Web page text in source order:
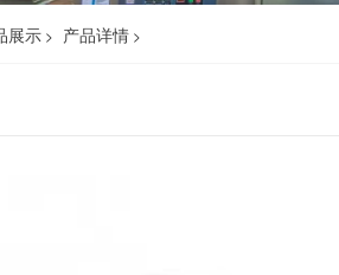
展示 > 产品详情 >